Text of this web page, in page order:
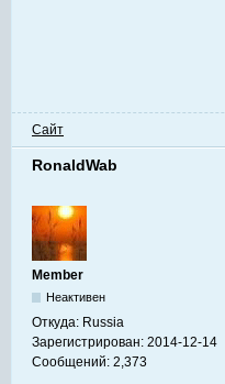
Сайт
RonaldWab
Member
Неактивен
Откуда: Russia
Зарегистрирован: 2014-12-14
Сообщений: 2,373